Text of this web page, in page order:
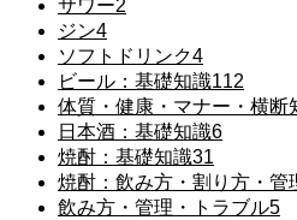
サワー2
ジン4
ソフトドリンク4
ビール：基礎知識112
体質・健康・マナー・横断
日本酒：基礎知識6
焼酎：基礎知識31
焼酎：飲み方・割り方・管
飲み方・管理・トラブル5